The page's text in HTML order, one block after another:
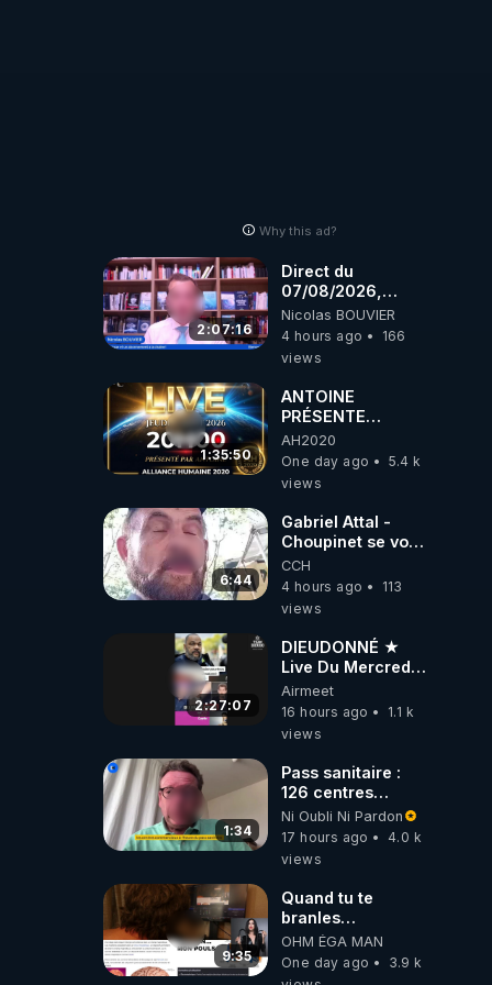
Why this ad?
2:07:16
Direct du
07/08/2026,
présenté par
Nicolas BOUVIER
Nicolas BOUVIER
4 hours ago
166
views
1:35:50
ANTOINE
PRÉSENTE
AH2020 LE LIVE
20H ***DU
06/08/2026***
AH2020
One day ago
5.4 k
views
6:44
Gabriel Attal -
Choupinet se voit
en haut de
l'affiche
CCH
4 hours ago
113
views
2:27:07
DIEUDONNÉ ★
Live Du Mercredi
5 Août 2026
Airmeet
16 hours ago
1.1 k
views
1:34
Pass sanitaire :
126 centres
commerciaux
concernés par
l'obligation dans
Ni Oubli Ni Pardon
17 hours ago
4.0 k
views
9:35
Quand tu te
branles
bonhomme tu
émets des ondes
ils ont juste omis
OHM ÉGA MAN
One day ago
3.9 k